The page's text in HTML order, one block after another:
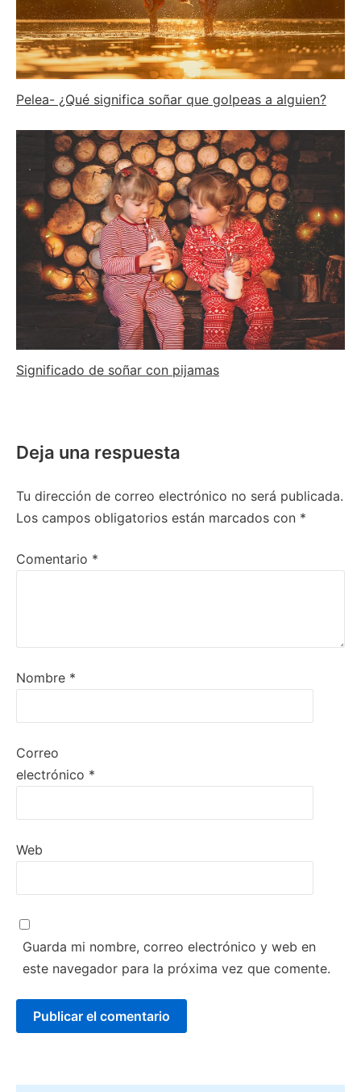
Pelea- ¿Qué significa soñar que golpeas a alguien?
Significado de soñar con pijamas
Deja una respuesta
Tu dirección de correo electrónico no será publicada.
Los campos obligatorios están marcados con *
Comentario *
Nombre *
Correo
electrónico *
Web
Guarda mi nombre, correo electrónico y web en
este navegador para la próxima vez que comente.